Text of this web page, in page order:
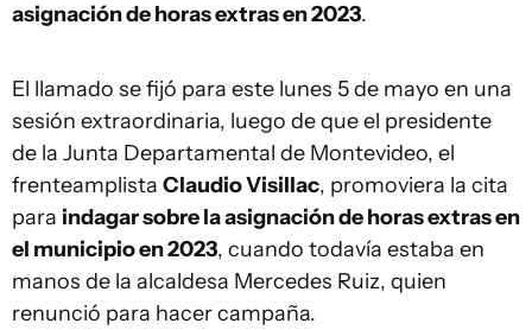
asignación de horas extras en 2023.
El llamado se fijó para este lunes 5 de mayo en una
sesión extraordinaria, luego de que el presidente
de la Junta Departamental de Montevideo, el
frenteamplista Claudio Visillac, promoviera la cita
para indagar sobre la asignación de horas extras en
el municipio en 2023, cuando todavía estaba en
manos de la alcaldesa Mercedes Ruiz, quien
renunció para hacer campaña.